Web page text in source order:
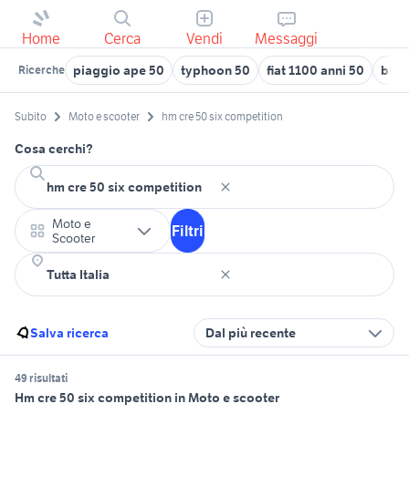
Home Cerca Vendi Messaggi
Ricerche piaggio ape 50 typhoon 50 fiat 1100 anni 50
Subito Moto e scooter hm cre 50 six competition
Cosa cerchi?
Moto e
Scooter
Filtri
Salva ricerca Dal più recente
49 risultati
Hm cre 50 six competition in Moto e scooter